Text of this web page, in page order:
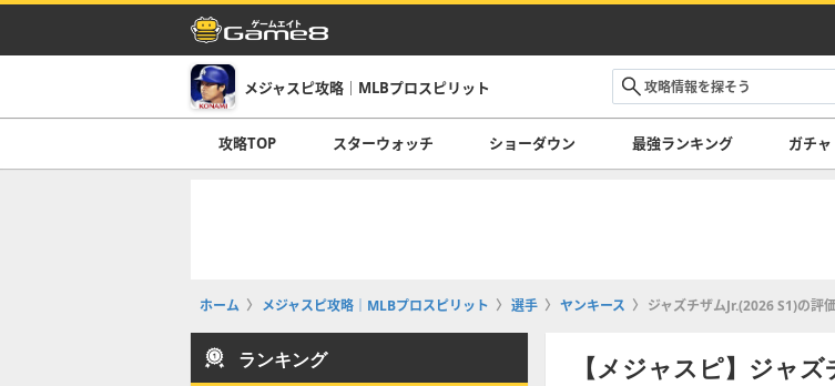
メジャスピ攻略｜MLBプロスピリット
攻略TOP スターウォッチ ショーダウン 最強ランキング ガチャ
ホーム メジャスピ攻略｜MLBプロスピリット 選手 ヤンキース ジャズチザムJr.(2026 S1)の評
【メジャスピ】ジャ
ランキング